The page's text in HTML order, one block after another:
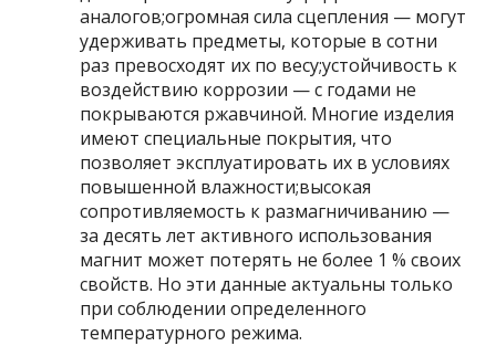
аналогов;огромная сила сцепления — могут
удерживать предметы, которые в сотни
раз превосходят их по весу;устойчивость к
воздействию коррозии — с годами не
покрываются ржавчиной. Многие изделия
имеют специальные покрытия, что
позволяет эксплуатировать их в условиях
повышенной влажности;высокая
сопротивляемость к размагничиванию —
за десять лет активного использования
магнит может потерять не более 1 % своих
свойств. Но эти данные актуальны только
при соблюдении определенного
температурного режима.